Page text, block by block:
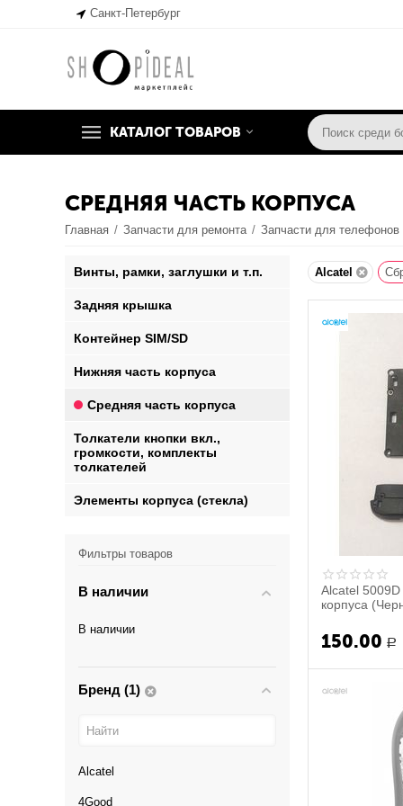
Санкт-Петербург
КАТАЛОГ ТОВАРОВ
СРЕДНЯЯ ЧАСТЬ КОРПУСА
Главная / Запчасти для ремонта / Запчасти для телефонов
Alcatel
Alcatel
корпуса
150.00 Р
Винты, рамки, заглушки и т.п.
Задняя крышка
Контейнер SIM/SD
Нижняя часть корпуса
Средняя часть корпуса
Толкатели кнопки вкл.,
громкости, комплекты
толкателей
Элементы корпуса (стекла)
Фильтры товаров
В наличии
В наличии
Бренд (1)
Alcatel
4Good